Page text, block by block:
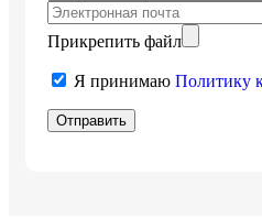
Прикрепить файл
Я принимаю Политику